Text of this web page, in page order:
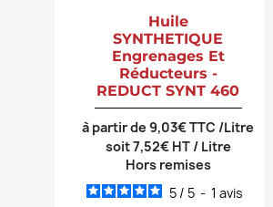
Huile
SYNTHETIQUE
Engrenages Et
Réducteurs -
REDUCT SYNT 460
à partir de 9,03€ TTC /Litre
soit 7,52€ HT / Litre
Hors remises
5 / 5 - 1 avis